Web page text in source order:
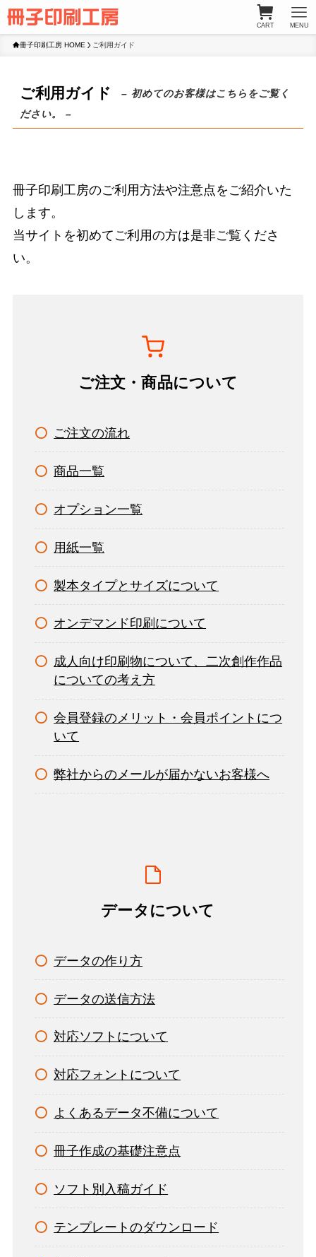
CART MENU
冊子印刷工房 HOME ご利用ガイド
ご利用ガイド
– 初めてのお客様はこちらをご覧く
ださい。 –
冊子印刷工房のご利用方法や注意点をご紹介いた
します。
当サイトを初めてご利用の方は是非ご覧くださ
い。
ご注文・商品について
ご注文の流れ
商品一覧
オプション一覧
用紙一覧
製本タイプとサイズについて
オンデマンド印刷について
成人向け印刷物について、二次創作作品
についての考え方
会員登録のメリット・会員ポイントにつ
いて
弊社からのメールが届かないお客様へ
データについて
データの作り方
データの送信方法
対応ソフトについて
対応フォントについて
よくあるデータ不備について
冊子作成の基礎注意点
ソフト別入稿ガイド
テンプレートのダウンロード